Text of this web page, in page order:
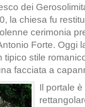
dei
la chiesa fu
cerimonia
Forte. Oggi
tipico stile
facciata a
Il portale